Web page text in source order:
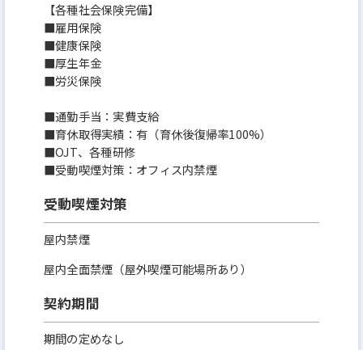
【各種社会保険完備】
■雇用保険
■健康保険
■厚生年金
■労災保険
■通勤手当：実費支給
■育休取得実績：有（育休後復帰率100%）
■OJT、各種研修
■受動喫煙対策：オフィス内禁煙
受動喫煙対策
屋内禁煙
屋内全面禁煙（屋外喫煙可能場所あり）
契約期間
期間の定めなし